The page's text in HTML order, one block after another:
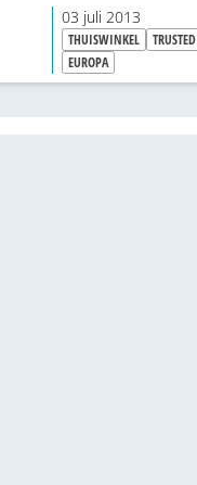
03 juli 2013
THUISWINKEL TRUSTED
EUROPA